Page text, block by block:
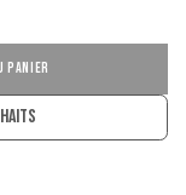
PANIER